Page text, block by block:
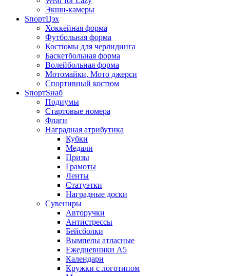
Экшн-камеры
SпортЦэх
Хоккейная форма
Футбольная форма
Костюмы для черлидинга
Баскетбольная форма
Волейбольная форма
Мотомайки, Мото джерси
Спортивный костюм
SпортSнаб
Подиумы
Стартовые номера
Флаги
Наградная атрибутика
Кубки
Медали
Призы
Грамоты
Ленты
Статуэтки
Наградные доски
Сувениры
Авторучки
Антистрессы
Бейсболки
Вымпелы атласные
Ежедневники А5
Календари
Кружки с логотипом